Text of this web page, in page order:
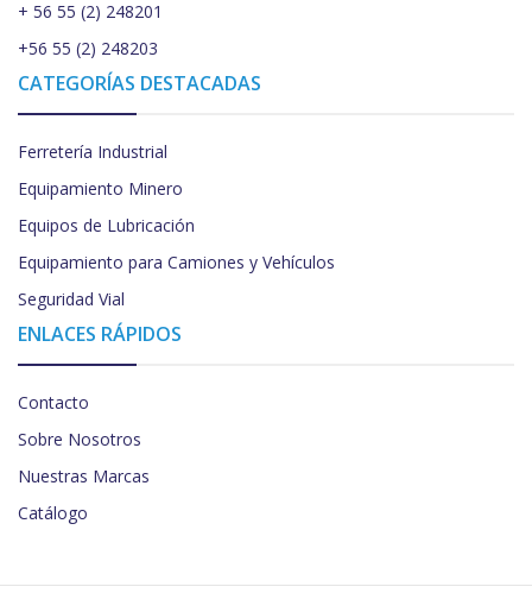
+ 56 55 (2) 248201
+56 55 (2) 248203
CATEGORÍAS DESTACADAS
Ferretería Industrial
Equipamiento Minero
Equipos de Lubricación
Equipamiento para Camiones y Vehículos
Seguridad Vial
ENLACES RÁPIDOS
Contacto
Sobre Nosotros
Nuestras Marcas
Catálogo